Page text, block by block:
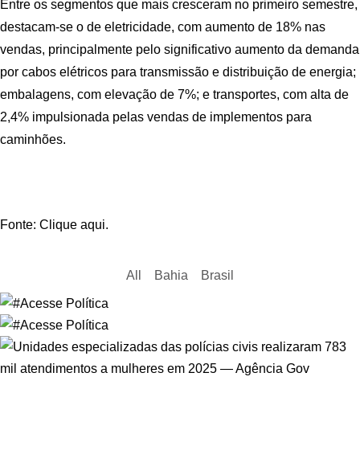
Entre os segmentos que mais cresceram no primeiro semestre,
destacam-se o de eletricidade, com aumento de 18% nas
vendas, principalmente pelo significativo aumento da demanda
por cabos elétricos para transmissão e distribuição de energia;
embalagens, com elevação de 7%; e transportes, com alta de
2,4% impulsionada pelas vendas de implementos para
caminhões.
Fonte: Clique aqui.
All Bahia Brasil